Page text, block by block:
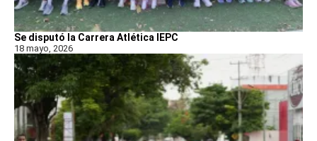
Se disputó la Carrera Atlética IEPC
18 mayo, 2026